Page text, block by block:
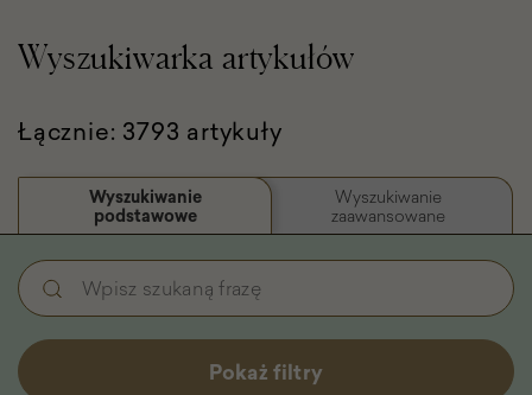
Wyszukiwarka artykułów
Łącznie: 3793 artykuły
Wyszukiwanie
podstawowe
Wyszukiwanie
zaawansowane
Wyszukiwanie
podstawowe
-
Filtry
Wpisz
szukaną
frazę
Pokaż filtry